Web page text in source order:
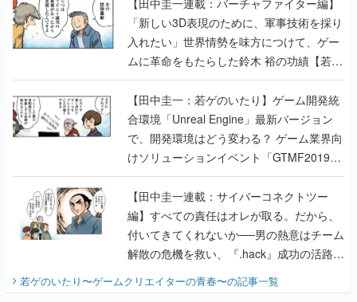
【田中圭一連載：バーチャファイター編】
「新しい3D表現のために、軍事技術を採り
入れたい」世界情勢を味方につけて、ゲー
ムに革命をもたらした鈴木 裕の功績【若ゲ
のいたり】
【田中圭一：若ゲのいたり】ゲーム開発統
合環境「Unreal Engine」最新バージョン
で、開発環境はどう変わる？ ゲーム業界向
けソリューションイベント「GTMF2019」
に行って、より理解を深めよう【PR】
【田中圭一連載：サイバーコネクトツー
編】すべての責任はオレが取る。だから、
付いてきてくれないか──男の熱意はチーム
解散の危機を救い、『.hack』成功の活路を
開く。業界の快男児・松山 洋に流れる血は
『少年ジャンプ』色だった【若ゲのいた
若ゲのいたり〜ゲームクリエイターの青春〜の記事一覧